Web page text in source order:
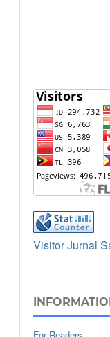
Visitor Jurnal
For Readers